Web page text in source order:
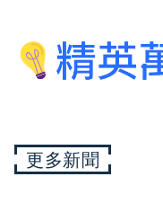
更多新聞